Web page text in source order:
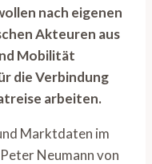
nach eigenen
Akteuren aus
Mobilität
die Verbindung
arbeiten.
Marktdaten im
Neumann von